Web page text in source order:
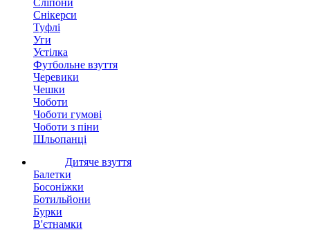
Сліпони
Снікерси
Туфлі
Уги
Устілка
Футбольне взуття
Черевики
Чешки
Чоботи
Чоботи гумові
Чоботи з піни
Шльопанці
Дитяче взуття
Балетки
Босоніжки
Ботильйони
Бурки
В'єтнамки